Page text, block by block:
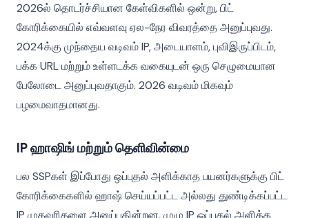
2026ல் தொடர்ச்சியான கேள்விகளில் ஒன்று, பிட்
கோரிக்கையில் எவ்வளவு ஏல-நேர விவரத்தை அனுப்புவது.
2024க்கு முந்தைய வடிவம் IP, அடையாளம், புவிஇருப்பிடம்,
பக்க URL மற்றும் உள்ளடக்க வகையுடன் ஒரு செழுமையான
பேலோடை அனுப்புவதாகும். 2026 வடிவம் மிகவும்
பழமைவாதமானது.
IP ஹாஷிங் மற்றும் தெளிவின்மை
பல SSPகள் இப்போது ஒப்புதல் அளிக்காத பயனர்களுக்கு பிட்
கோரிக்கைகளில் ஹாஷ் செய்யப்பட்ட அல்லது துண்டிக்கப்பட்ட
IP முகவரிகளை அனுப்புகின்றன, முழு IP ஒப்புதல் அளித்த